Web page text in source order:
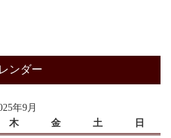
ンダー
年9月
木 金 土 日